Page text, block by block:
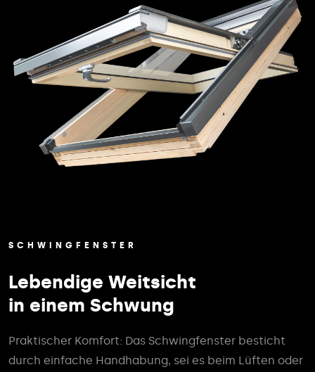
SCHWINGFENSTER
Lebendige Weitsicht
in einem Schwung
Praktischer Komfort: Das Schwingfenster besticht
durch einfache Handhabung, sei es beim Lüften oder